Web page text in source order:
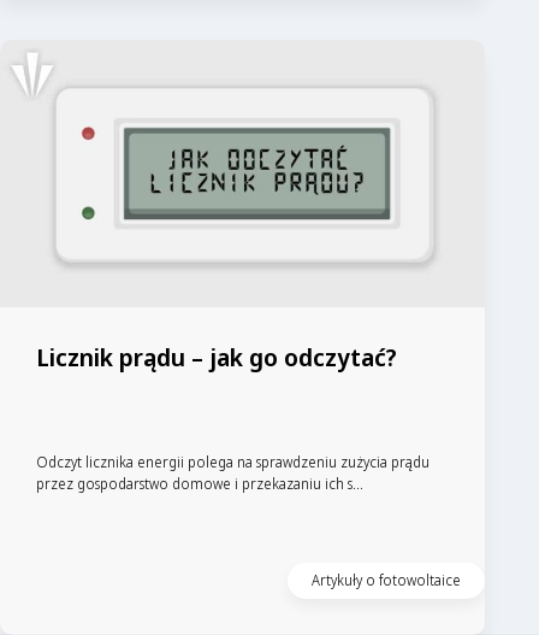
Licznik prądu – jak go odczytać?
Odczyt licznika energii polega na sprawdzeniu zużycia prądu
przez gospodarstwo domowe i przekazaniu ich s...
Artykuły o fotowoltaice